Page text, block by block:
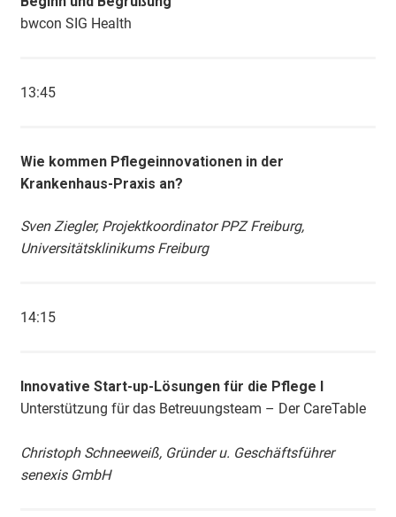
bwcon SIG Health
13:45
Wie kommen Pflegeinnovationen in der
Krankenhaus-Praxis an?
Sven Ziegler, Projektkoordinator PPZ Freiburg,
Universitätsklinikums Freiburg
14:15
Innovative Start-up-Lösungen für die Pflege I
Unterstützung für das Betreuungsteam – Der CareTable
Christoph Schneeweiß, Gründer u. Geschäftsführer
senexis GmbH